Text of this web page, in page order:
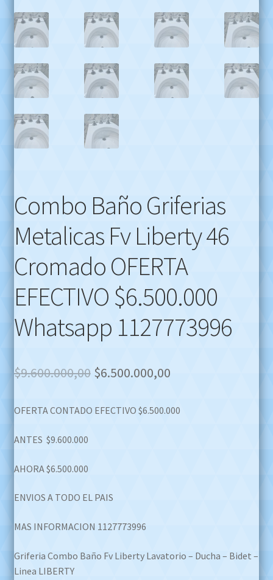
Combo Baño Griferias
Metalicas Fv Liberty 46
Cromado OFERTA
EFECTIVO $6.500.000
Whatsapp 1127773996
$9.600.000,00 Original
was:
$6.500.000,00Current
is:
OFERTA CONTADO EFECTIVO $6.500.000
ANTES $9.600.000
AHORA $6.500.000
ENVIOS A TODO EL PAIS
MAS INFORMACION 1127773996
Griferia Combo Baño Fv Liberty Lavatorio – Ducha – Bidet –
Linea LIBERTY